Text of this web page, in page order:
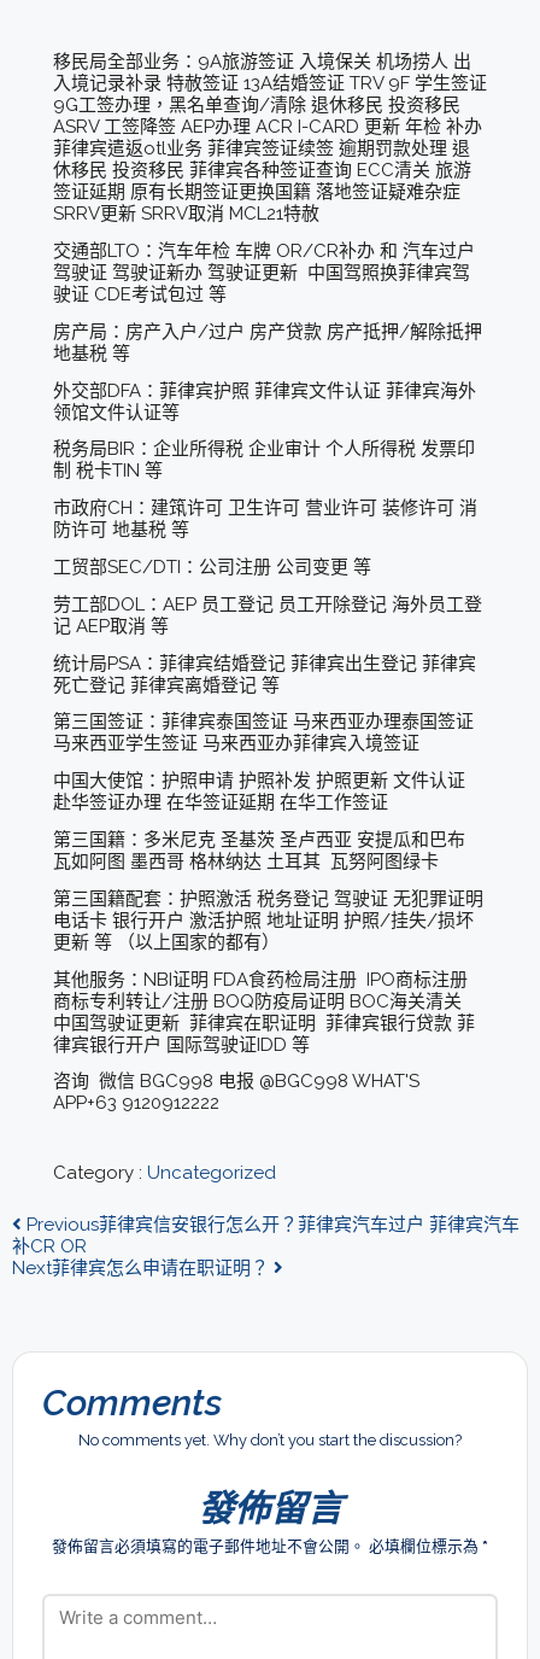
移民局全部业务：9A旅游签证 入境保关 机场捞人 出
入境记录补录 特赦签证 13A结婚签证 TRV 9F 学生签证
9G工签办理，黑名单查询/清除 退休移民 投资移民
ASRV 工签降签 AEP办理 ACR I-CARD 更新 年检 补办
菲律宾遣返otl业务 菲律宾签证续签 逾期罚款处理 退
休移民 投资移民 菲律宾各种签证查询 ECC清关 旅游
签证延期 原有长期签证更换国籍 落地签证疑难杂症
SRRV更新 SRRV取消 MCL21特赦
交通部LTO：汽车年检 车牌 OR/CR补办 和 汽车过户
驾驶证 驾驶证新办 驾驶证更新 中国驾照换菲律宾驾
驶证 CDE考试包过 等
房产局：房产入户/过户 房产贷款 房产抵押/解除抵押
地基税 等
外交部DFA：菲律宾护照 菲律宾文件认证 菲律宾海外
领馆文件认证等
税务局BIR：企业所得税 企业审计 个人所得税 发票印
制 税卡TIN 等
市政府CH：建筑许可 卫生许可 营业许可 装修许可 消
防许可 地基税 等
工贸部SEC/DTI：公司注册 公司变更 等
劳工部DOL：AEP 员工登记 员工开除登记 海外员工登
记 AEP取消 等
统计局PSA：菲律宾结婚登记 菲律宾出生登记 菲律宾
死亡登记 菲律宾离婚登记 等
第三国签证：菲律宾泰国签证 马来西亚办理泰国签证
马来西亚学生签证 马来西亚办菲律宾入境签证
中国大使馆：护照申请 护照补发 护照更新 文件认证
赴华签证办理 在华签证延期 在华工作签证
第三国籍：多米尼克 圣基茨 圣卢西亚 安提瓜和巴布
瓦如阿图 墨西哥 格林纳达 土耳其 瓦努阿图绿卡
第三国籍配套：护照激活 税务登记 驾驶证 无犯罪证明
电话卡 银行开户 激活护照 地址证明 护照/挂失/损坏
更新 等 （以上国家的都有）
其他服务：NBI证明 FDA食药检局注册 IPO商标注册
商标专利转让/注册 BOQ防疫局证明 BOC海关清关
中国驾驶证更新 菲律宾在职证明 菲律宾银行贷款 菲
律宾银行开户 国际驾驶证IDD 等
咨询 微信 BGC998 电报 @BGC998 WHAT'S
APP+63 9120912222
Category : Uncategorized
Previous菲律宾信安银行怎么开？菲律宾汽车过户 菲律宾汽车
补CR OR
Next菲律宾怎么申请在职证明？
Comments
No comments yet. Why don’t you start the discussion?
發佈留言
發佈留言必須填寫的電子郵件地址不會公開。 必填欄位標示為 *